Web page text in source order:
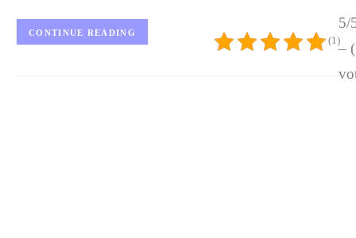
5/
–
(1)
CONTINUE READING